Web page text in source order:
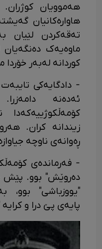
هەموویان کوژران.
هاوارەکانیان
تەقەکردن لێیان
ماوەیەک
کوردانە لەبەر
- دادگایەکی
ئەدەنە
کۆمەڵکوژییەکەدا
زیندانە کران.
ڕەوانەی ناوچە
- فەرماندەی
دەروێش" بوو. پێش
"یووزباشی" بوو،
پایەی پێ درا و کرایە